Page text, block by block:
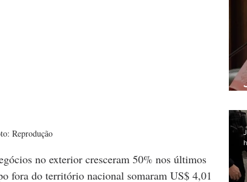
Reprodução
no exterior cresceram 50% nos últimos
fora do território nacional somaram US$ 4,01